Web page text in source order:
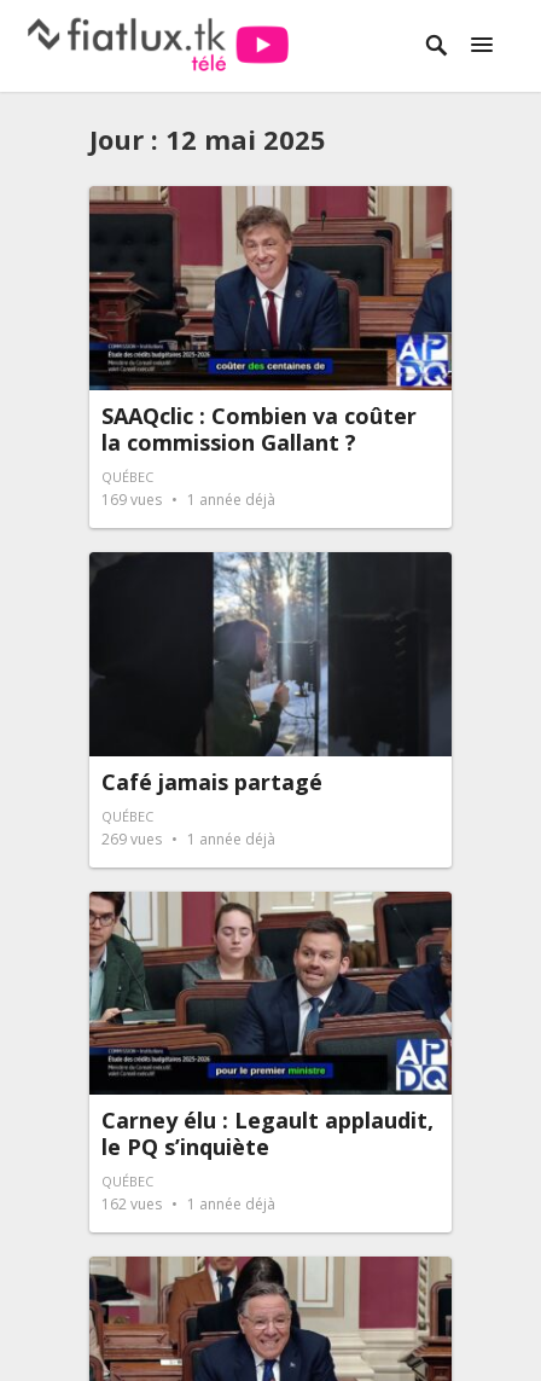
Jour : 12 mai 2025
SAAQclic : Combien va coûter
la commission Gallant ?
QUÉBEC
169vues 1 année déjà
Café jamais partagé
QUÉBEC
269vues 1 année déjà
Carney élu : Legault applaudit,
le PQ s’inquiète
QUÉBEC
162vues 1 année déjà